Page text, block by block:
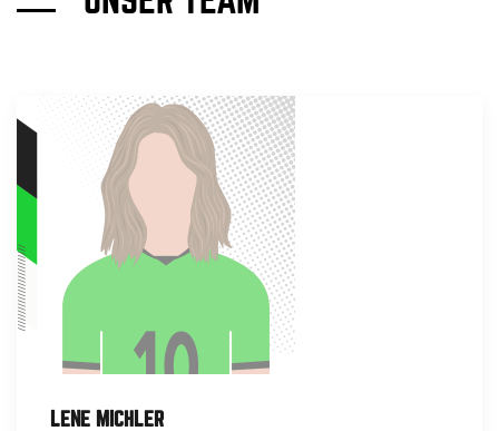
LENE MICHLER